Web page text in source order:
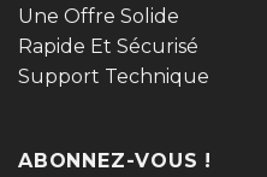
Une Offre Solide
Rapide Et Sécurisé
Support Technique
ABONNEZ-VOUS !